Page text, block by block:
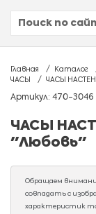
Главная Каталог
ЧАСЫ
ЧАСЫ
Артикул: 470-3046
ЧАСЫ
"Любовь"
Обращаем
совпадать с
характеристик